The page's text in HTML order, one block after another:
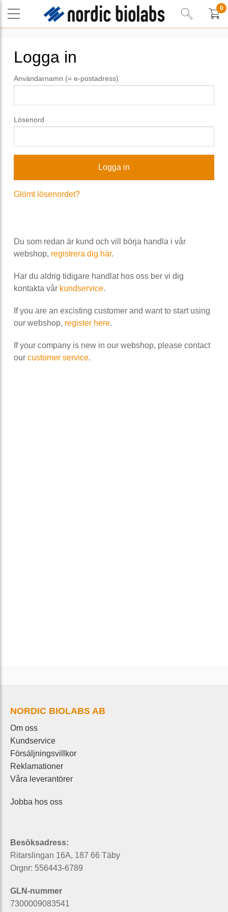
0
Logga in
Användarnamn (= e-postadress)
Lösenord
Glömt lösenordet?
Du som redan är kund och vill börja handla i vår
webshop, registrera dig här.
Har du aldrig tidigare handlat hos oss ber vi dig
kontakta vår kundservice.
If you are an excisting customer and want to start using
our webshop, register here.
If your company is new in our webshop, please contact
our customer service.
NORDIC BIOLABS AB
Om oss
Kundservice
Försäljningsvillkor
Reklamationer
Våra leverantörer
Jobba hos oss
Besöksadress:
Ritarslingan 16A, 187 66 Täby
Orgnr: 556443-6789
GLN-nummer
7300009083541